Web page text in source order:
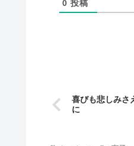
0 投稿
喜びも悲しみさ
に